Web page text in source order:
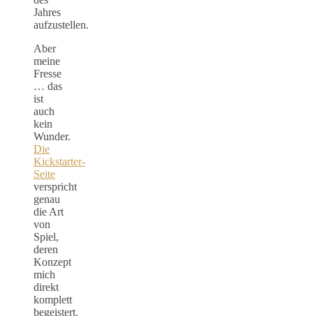
Jahres
aufzustellen.
Aber
meine
Fresse
… das
ist
auch
kein
Wunder.
Die
Kickstarter-
Seite
verspricht
genau
die Art
von
Spiel,
deren
Konzept
mich
direkt
komplett
begeistert.